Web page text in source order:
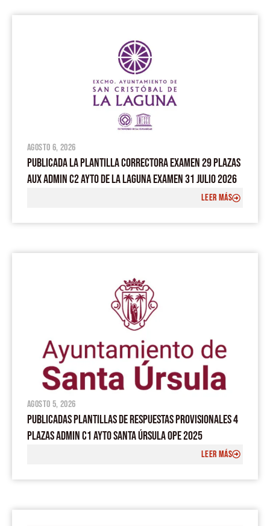
agosto 6, 2026
PUBLICADA LA PLANTILLA CORRECTORA EXAMEN 29 PLAZAS
AUX ADMIN C2 AYTO DE LA LAGUNA EXAMEN 31 JULIO 2026
LEER MÁS
agosto 5, 2026
PUBLICADAS PLANTILLAS DE RESPUESTAS PROVISIONALES 4
PLAZAS ADMIN C1 AYTO SANTA ÚRSULA OPE 2025
LEER MÁS